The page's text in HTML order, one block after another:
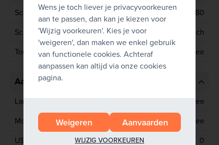
Schermresolutie
1920x1080
Schermgrootte
13.3 inch
Touchscreen
Nee
Aansluitingen
Lan poort
Nee
Mobiel netwerk
Nee
USB 2
0
Wens je toch liever je privacyvoorkeuren
aan te passen, dan kan je kiezen voor
'Wijzig voorkeuren'. Kies je voor
'weigeren', dan maken we enkel gebruik
van functionele cookies. Achteraf
aanpassen kan altijd via onze cookies
pagina.
Weigeren Aanvaarden
WIJZIG VOORKEUREN